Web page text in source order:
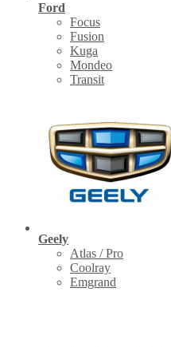
Ford
Focus
Fusion
Kuga
Mondeo
Transit
Geely
Atlas / Pro
Coolray
Emgrand